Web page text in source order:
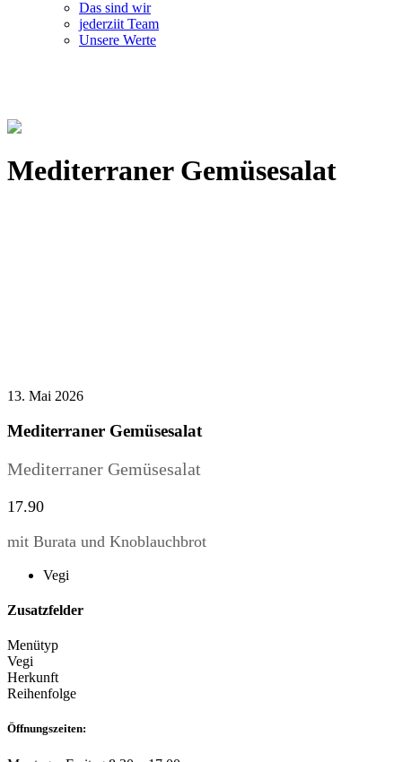
Das sind wir
jederziit Team
Unsere Werte
Mediterraner Gemüsesalat
13. Mai 2026
Mediterraner Gemüsesalat
Mediterraner Gemüsesalat
17.90
mit Burata und Knoblauchbrot
Vegi
Zusatzfelder
Menütyp
Vegi
Herkunft
Reihenfolge
Öffnungszeiten: